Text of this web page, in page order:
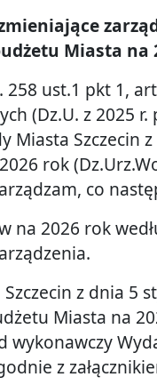
Miasta na
ust.1 pkt 1,
(Dz.U. z 2025 r.
Miasta Szczecin
rok
co
na 2026 rok
z dnia 5
Miasta na
wykonawczy
z